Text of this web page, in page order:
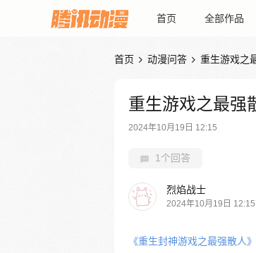
首页 全部作品
首页  动漫问答  重生游戏之
重生游戏之最强
2024年10月19日 12:15
1个回答
烈焰战士
2024年10月19日 12:15
《重生封神游戏之最强散人》